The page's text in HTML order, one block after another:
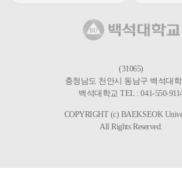
(31065)
충청남도 천안시 동남구 백석대학
백석대학교 TEL : 041-550-
COPYRIGHT (c) BAEKSEOK
All Rights Reserved.